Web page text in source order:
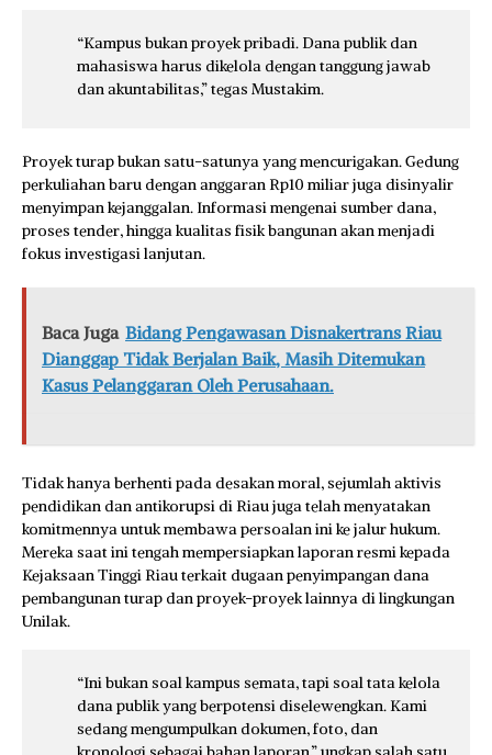
“Kampus bukan proyek pribadi. Dana publik dan
mahasiswa harus dikelola dengan tanggung jawab
dan akuntabilitas,” tegas Mustakim.
Proyek turap bukan satu-satunya yang mencurigakan. Gedung
perkuliahan baru dengan anggaran Rp10 miliar juga disinyalir
menyimpan kejanggalan. Informasi mengenai sumber dana,
proses tender, hingga kualitas fisik bangunan akan menjadi
fokus investigasi lanjutan.
Baca Juga Bidang Pengawasan Disnakertrans Riau
Dianggap Tidak Berjalan Baik, Masih Ditemukan
Kasus Pelanggaran Oleh Perusahaan.
Tidak hanya berhenti pada desakan moral, sejumlah aktivis
pendidikan dan antikorupsi di Riau juga telah menyatakan
komitmennya untuk membawa persoalan ini ke jalur hukum.
Mereka saat ini tengah mempersiapkan laporan resmi kepada
Kejaksaan Tinggi Riau terkait dugaan penyimpangan dana
pembangunan turap dan proyek-proyek lainnya di lingkungan
Unilak.
“Ini bukan soal kampus semata, tapi soal tata kelola
dana publik yang berpotensi diselewengkan. Kami
sedang mengumpulkan dokumen, foto, dan